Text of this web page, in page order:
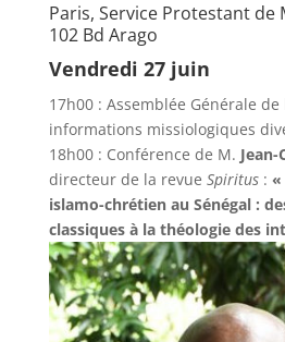
Paris, Service Protestant de
102 Bd Arago
Vendredi 27 juin
17h00 : Assemblée Générale de
informations missiologiques
18h00 : Conférence de M. Jean-
directeur de la revue Spiritus:
islamo-chrétien au Sénégal :
classiques à la théologie des